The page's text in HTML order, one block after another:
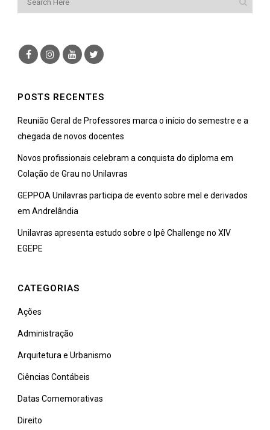
POSTS RECENTES
Reunião Geral de Professores marca o início do semestre e a
chegada de novos docentes
Novos profissionais celebram a conquista do diploma em
Colação de Grau no Unilavras
GEPPOA Unilavras participa de evento sobre mel e derivados
em Andrelândia
Unilavras apresenta estudo sobre o Ipê Challenge no XIV
EGEPE
CATEGORIAS
Ações
Administração
Arquitetura e Urbanismo
Ciências Contábeis
Datas Comemorativas
Direito